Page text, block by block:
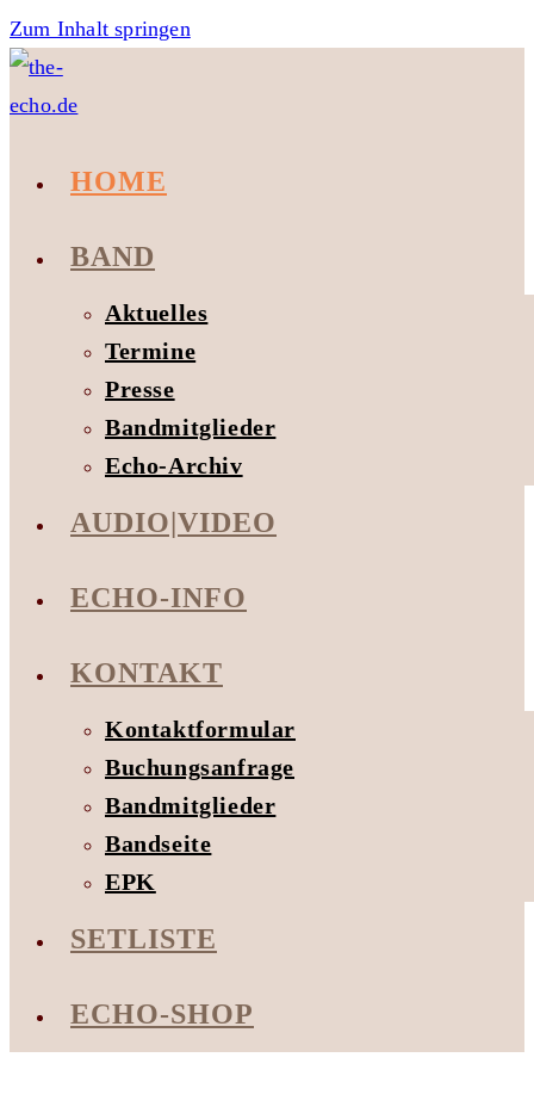
Zum Inhalt springen
HOME
BAND
Aktuelles
Termine
Presse
Bandmitglieder
Echo-Archiv
AUDIO|VIDEO
ECHO-INFO
KONTAKT
Kontaktformular
Buchungsanfrage
Bandmitglieder
Bandseite
EPK
SETLISTE
ECHO-SHOP